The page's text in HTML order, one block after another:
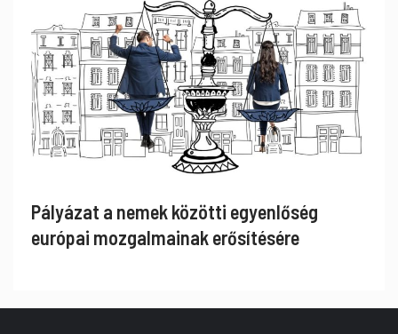
Pályázat a nemek közötti egyenlőség
európai mozgalmainak erősítésére